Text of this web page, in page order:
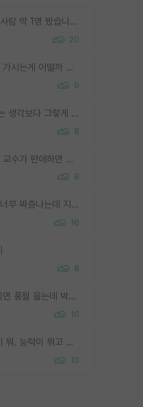
서성한 박사로 교수 된 사람 딱 1명 봤습니다. 근데 지방대 박사로 교수된 거는 기적이 일어나야되요. 서성한 학부부터여도 빡센게 교수임용일텐데 지방대박사로 무슨 교수가 되나요...... 중소기업/중견기업 팀장급/연구소장급이나 될거 같네요.
20
옮기시려면 미국박사로 가시는게 어떨까 싶네요. 교수가 꿈이면 미국박사 하고 미국교수 까지 같이 노리시는게 기회가 많지 않을까요?
9
교수 뽑는데 출신 학교는 생각보다 그렇게 안 봄. 앞으로는 더 안 보게 될거임. 박사는 어디서 진행해도 됨. 단, 제대로 쌓고 좋은 실적 만들 수 있다면. 그런데 지방대는 그럴 가능성이 지극히 낮음. 나만 열심히 잘 하면 된다? 인간은 주변 환경에 지배되는 나약한 존재임. 주변의 지방대 대학원생과 섞이고 지방 특유의 여유로움 또는 나쁘게 얘기해서 나태함에 젖어 살다보면 교수의 꿈 자체를 잊어버리게 될 가능성도 있음. 주변 환경이 70~80%임.
8
그보다도 신기할정도로 교수가 편애하면 그사람만 논문이 되더라구요 내용이 다른 사람보다 허접해도요
8
지방대 이 단어가 진짜 너무 짜증나는데 지방대면 다 그냥 쓰레기인가요? 무슨 말 같지도 않은 댓글들이 있는건지??? 지방에도 충분히 좋은 대학 많고 충분히 잘하는 교수님들 많습니다 포항공대 4개 IST 대표 지거국들 여기 모두 다 지방에 있고 여기 출신들 중에 교수하는 분들 적지 않습니다 지거국 출신이 무슨 교수를 하냐?라고 생각할 사람들 많은데 상위 대표 지거국에 아웃라이어들 많습니다 결국 개인의 연구역량과 실적이 중요합니다 이 역량을 펼치는데 있어서 지도교수와의 합도 중요합니다. 그리고 경력이 필요하면 해외포닥까지 다녀오세요
16
8
서당개 개 ㅅㄲ도 3년이면 풍월 읊는데 박사 5년 이상 대리고 있으면서 물된건 교수 탓 맞는ㄱ게 거기가 서당이 아니란 소리임
10
능력없는박사 란 말이지 뭐. 능력이 뭐고 능력이 있다는게 뭔지는 사람마다 기준이 다르니까 얘기해봐야 서로 자기 기준만 얘기해서 논쟁이 끝이 안나고. 주위에서 능력있고 야심있는 신입생이 교수가 유의미한 피드백을 아예 안주면서 제대로된 과제에 참여해볼 기회도 제공하지 않고 잡일 뺑뺑이만 돌려서 맨날 단순작업만 하면서 밤새다가 눈빛이 점점 죽어가는걸 본 사람은 물박사는 교수탓이라고 하고, 교수는 이것저것 알려도 주고 기회도 주고 사수 동기 붙여주면서 어떻게든 끌고가려고 하는데 본인이 매일 뺀질거리면서 출근 하는둥마는둥 하다가 기껏 와서도 폰이나 쳐다보다가 실험 망치고 저녁약속있어서 먼저 가볼게요~ 하는걸 본 사람은 물박사는 본인탓이라고 함.
10